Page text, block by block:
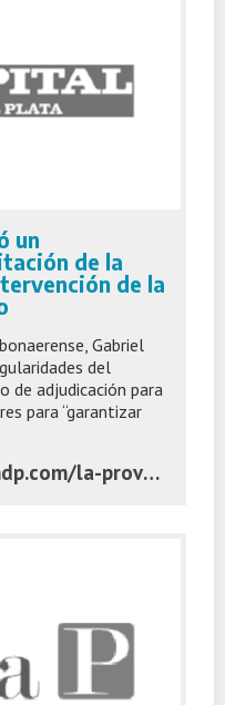
un
de la
de la
Gabriel
del
de adjudicación para
para “garantizar
https://www.lacapitalmdp.com/la-provincia-denuncio-un-negociado-en-la-licitacion-de-la-ruta-226-y-pidio-la-intervencion-de-la-defensoria-del-pueblo/